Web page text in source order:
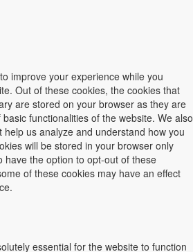
improve your experience while you
Out of these cookies, the cookies that
are stored on your browser as they are
functionalities of the website. We also
us analyze and understand how you
will be stored in your browser only
have the option to opt-out of these
of these cookies may have an effect
essential for the website to function